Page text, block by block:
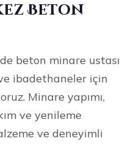
Beton
beton minare ustası
ibadethaneler için
Minare yapımı,
ve yenileme
ve deneyimli